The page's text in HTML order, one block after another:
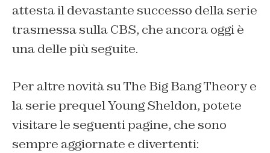
attesta il devastante successo della serie
trasmessa sulla CBS, che ancora oggi è
una delle più seguite.
Per altre novità su The Big Bang Theory e
la serie prequel Young Sheldon, potete
visitare le seguenti pagine, che sono
sempre aggiornate e divertenti: